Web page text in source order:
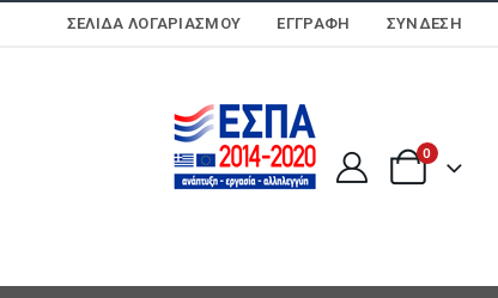
ΣΕΛΊΔΑ ΛΟΓΑΡΙΑΣΜΟΎ ΕΓΓΡΑΦΗ ΣΎΝΔΕΣΗ
0